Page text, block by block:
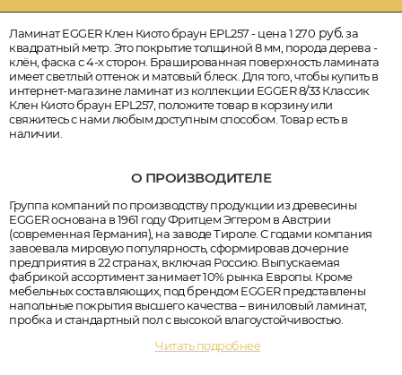
Ламинат EGGER Клен Киото браун EPL257 - цена 1 270 руб.за
квадратный метр. Это покрытие толщиной 8 мм, порода дерева -
клён, фаска с 4-х сторон. Брашированная поверхность ламината
имеет светлый оттенок и матовый блеск. Для того, чтобы купить в
интернет-магазине ламинат из коллекции EGGER 8/33 Классик
Клен Киото браун EPL257, положите товар в корзину или
свяжитесь с нами любым доступным способом. Товар есть в
наличии.
О ПРОИЗВОДИТЕЛЕ
Группа компаний по производству продукции из древесины
EGGER основана в 1961 году Фритцем Эггером в Австрии
(современная Германия), на заводе Тироле. С годами компания
завоевала мировую популярность, сформировав дочерние
предприятия в 22 странах, включая Россию. Выпускаемая
фабрикой ассортимент занимает 10% рынка Европы. Кроме
мебельных составляющих, под брендом EGGER представлены
напольные покрытия высшего качества – виниловый ламинат,
пробка и стандартный пол с высокой влагоустойчивостью.
Читать подробнее